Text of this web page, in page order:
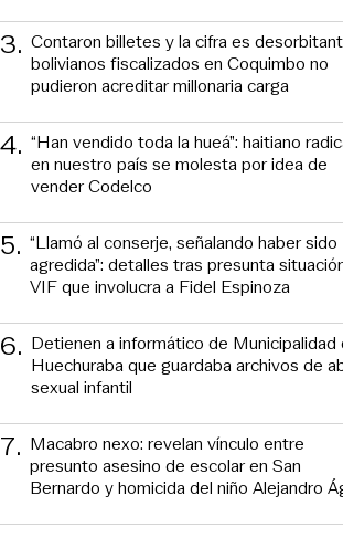
3. Contaron billetes y la cifra es
bolivianos fiscalizados en Coquimbo no
pudieron acreditar millonaria carga
4. “Han vendido toda la hueá”: haitiano
en nuestro país se molesta por idea de
vender Codelco
5. “Llamó al conserje, señalando haber sido
agredida”: detalles tras presunta
VIF que involucra a Fidel Espinoza
6. Detienen a informático de Municipalidad
Huechuraba que guardaba archivos de
sexual infantil
7. Macabro nexo: revelan vínculo entre
presunto asesino de escolar en San
Bernardo y homicida del niño Alejandro